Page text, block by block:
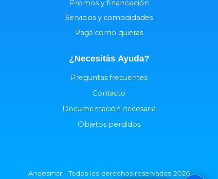
Promos y financiación
Servicios y comodidades
Pagá como quieras
¿Necesitás Ayuda?
Preguntas frecuentes
Contacto
Documentación necesaria
Objetos perdidos
Andesmar - Todos los derechos reservados 2026